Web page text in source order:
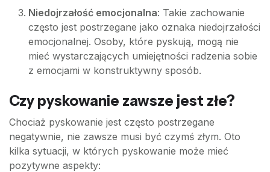
Niedojrzałość emocjonalna: Takie zachowanie
często jest postrzegane jako oznaka niedojrzałości
emocjonalnej. Osoby, które pyskują, mogą nie
mieć wystarczających umiejętności radzenia sobie
z emocjami w konstruktywny sposób.
Czy pyskowanie zawsze jest złe?
Chociaż pyskowanie jest często postrzegane
negatywnie, nie zawsze musi być czymś złym. Oto
kilka sytuacji, w których pyskowanie może mieć
pozytywne aspekty: